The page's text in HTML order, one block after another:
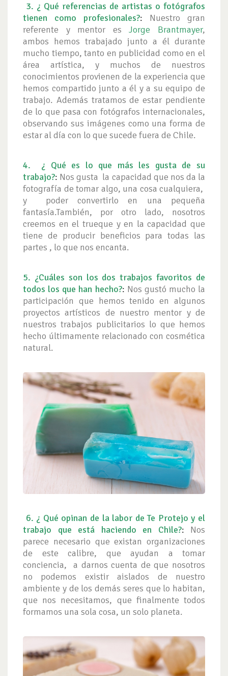
3. ¿ Qué referencias de artistas o fotógrafos
tienen como profesionales?: Nuestro gran
referente y mentor esJorge Brantmayer,
ambos hemos trabajado junto a él durante
mucho tiempo, tanto en publicidad como en el
área artística, y muchos de nuestros
conocimientos provienen de la experiencia que
hemos compartido junto a él y a su equipo de
trabajo. Además tratamos de estar pendiente
de lo que pasa con fotógrafos internacionales,
observando sus imágenes como una forma de
estar al día con lo que sucede fuera de Chile.
4.
¿ Qué es lo que más les gusta de su
trabajo?: Nos gusta la capacidad que nos da la
fotografía de tomar algo, una cosa cualquiera,
y poder convertirlo en una pequeña
fantasía.También, por otro lado, nosotros
creemos en el trueque y en la capacidad que
tiene de producir beneficios para todas las
partes , lo que nos encanta.
5. ¿Cuáles son los dos trabajos favoritos de
todos los que han hecho?: Nos gustó mucho la
participación que hemos tenido en algunos
proyectos artísticos de nuestro mentor y de
nuestros trabajos publicitarios lo que hemos
hecho últimamente relacionado con cosmética
natural.
6. ¿ Qué opinan de la labor de Te Protejo y el
trabajo que está haciendo en Chile?: Nos
parece necesario que existan organizaciones
de este calibre, que ayudan a tomar
conciencia, a darnos cuenta de que nosotros
no podemos existir aislados de nuestro
ambiente y de los demás seres que lo habitan,
que nos necesitamos, que finalmente todos
formamos una sola cosa, un solo planeta.